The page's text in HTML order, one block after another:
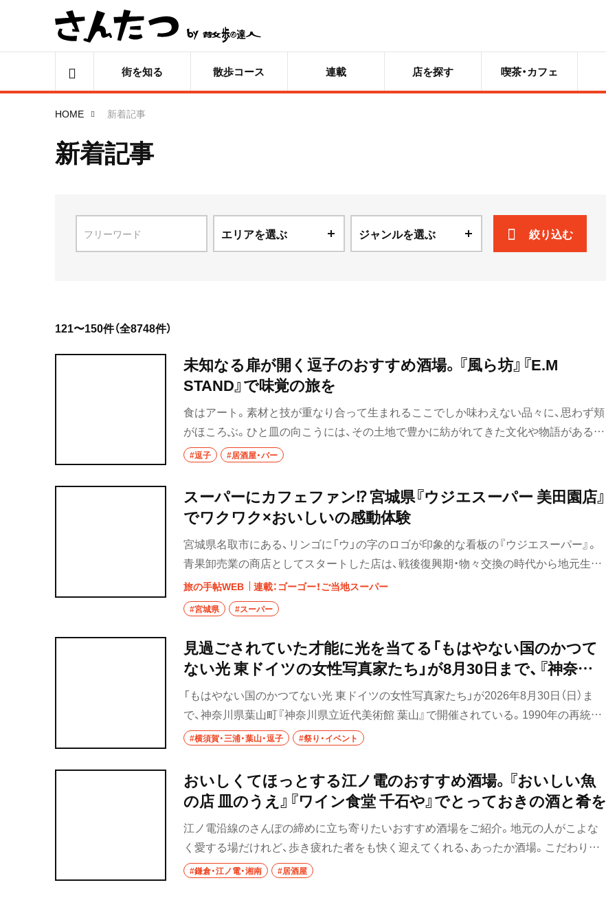
街を知る 散歩コース 連載 店を探す 喫茶・カフェ
HOME 新着記事
新着記事
エリアを選ぶ
宮城県
秋田県
山形県
福島県
茨城県
つくば
守谷
取手
栃木県
群馬県
前橋
高崎
埼玉県
草加・越谷・春日部
草加
越谷
春日部
ジャンルを選ぶ
散歩コース
カフェ
コーヒー
ラーメン・つけ麺
ラーメン
グルメ
食べ歩き
ランチ
カレー
テイクアウト
野菜料理
海鮮
鍋
絞り込む
121〜150件（全8748件）
未知なる扉が開く逗子のおすすめ酒場。『風ら坊』『E.M
STAND』で味覚の旅を
食はアート。素材と技が重なり合って生まれるここでしか味わえない品々に、思わず頬
がほころぶ。ひと皿の向こうには、その土地で豊かに紡がれてきた文化や物語がある。
まだ見ぬ世界にアクセスしよう。
#逗子 #居酒屋・バー
スーパーにカフェファン⁉ 宮城県『ウジエスーパー 美田園店』
でワクワク×おいしいの感動体験
宮城県名取市にある、リンゴに「ウ」の字のロゴが印象的な看板の『ウジエスーパー』。
青果卸売業の商店としてスタートした店は、戦後復興期・物々交換の時代から地元生産
者やメーカーとの絆を着々と育み、いまでは地域を代表するスーパーへ。地元の味を多
彩にそろえた個性的なラインナップもさることながら、自慢のフルーツを生かしたメニ
ューが味わえる「U-cafe」も話題になっています。
旅の手帖WEB 連載：ゴーゴー！ご当地スーパー
#宮城県 #スーパー
見過ごされていた才能に光を当てる「もはやない国のかつて
ない光 東ドイツの女性写真家たち」が8月30日まで、『神奈川
県立近代美術館 葉山』で開催中
「もはやない国のかつてない光 東ドイツの女性写真家たち」が2026年8月30日（日）ま
で、神奈川県葉山町『神奈川県立近代美術館 葉山』で開催されている。1990年の再統一
によって消滅したドイツ民主共和国（東ドイツ）でキャリアを形成し、優れた作品を手掛
ルストガルテン、ベルリン》1982年（C）Estate Sibylle Bergemann. Courtesy Loock
Galerie, Berlin
#横須賀・三浦・葉山・逗子 #祭り・イベント
おいしくてほっとする江ノ電のおすすめ酒場。『おいしい魚
の店 皿のうえ』『ワイン食堂 千石や』でとっておきの酒と肴を
江ノ電沿線のさんぽの締めに立ち寄りたいおすすめ酒場をご紹介。地元の人がこよな
く愛する場だけれど、歩き疲れた者をも快く迎えてくれる、あったか酒場。こだわりの
お酒と自慢の料理で、身も心もほろ酔いに。
#鎌倉・江ノ電・湘南 #居酒屋